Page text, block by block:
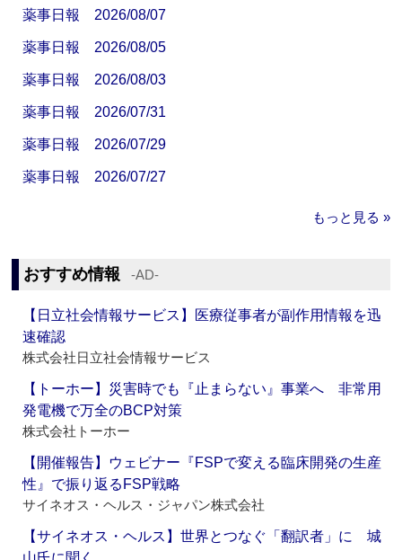
薬事日報 2026/08/07
薬事日報 2026/08/05
薬事日報 2026/08/03
薬事日報 2026/07/31
薬事日報 2026/07/29
薬事日報 2026/07/27
もっと見る »
おすすめ情報 ‐AD‐
【日立社会情報サービス】医療従事者が副作用情報を迅
速確認
株式会社日立社会情報サービス
【トーホー】災害時でも『止まらない』事業へ 非常用
発電機で万全のBCP対策
株式会社トーホー
【開催報告】ウェビナー『FSPで変える臨床開発の生産
性』で振り返るFSP戦略
サイネオス・ヘルス・ジャパン株式会社
【サイネオス・ヘルス】世界とつなぐ「翻訳者」に 城